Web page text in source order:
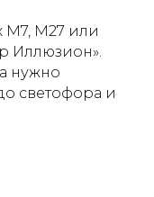
М7, М27 или
Иллюзион».
нужно
светофора и